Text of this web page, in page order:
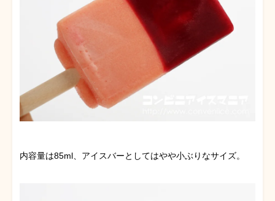
内容量は85ml、アイスバーとしてはやや小ぶりなサイズ。